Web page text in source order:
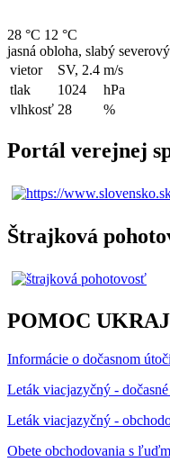
28 °C 12 °C
jasná obloha, slabý
vietor
SV, 2.4 m/s
tlak
1024
hPa
vlhkosť 28 %
Portál verejnej
Štrajková
POMOC
Informácie o dočasnom
Leták viacjazyčný -
Leták viacjazyčný -
Obete obchodovania s